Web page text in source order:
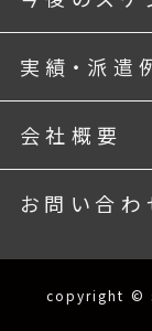
実績・派遣
会社概要
お問い合わ
copyright ©